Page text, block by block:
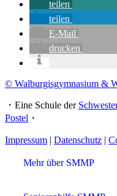
teilen
teilen
E-Mail
drucken
© Walburgisgymnasium &
・Eine Schule der
Postel ・
Impressum | Datenschutz |
Mehr über SMMP